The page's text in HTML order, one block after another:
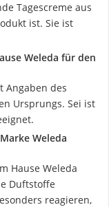
Tagescreme aus
ist. Sie ist
Weleda für den
Angaben des
Ursprungs. Sei ist
Weleda
Hause Weleda
Duftstoffe
reagieren,